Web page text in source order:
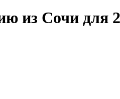
из Сочи для